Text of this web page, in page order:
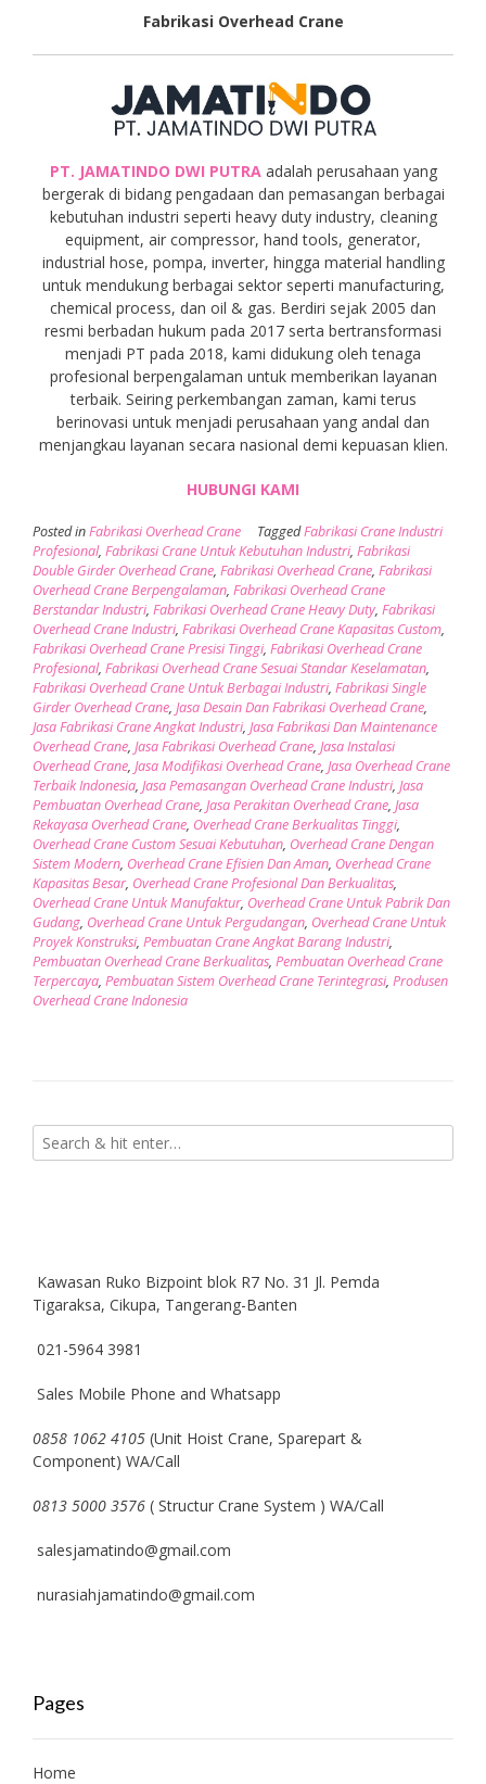
Fabrikasi Overhead Crane
PT. JAMATINDO DWI PUTRA adalah perusahaan yang
bergerak di bidang pengadaan dan pemasangan berbagai
kebutuhan industri seperti heavy duty industry, cleaning
equipment, air compressor, hand tools, generator,
industrial hose, pompa, inverter, hingga material handling
untuk mendukung berbagai sektor seperti manufacturing,
chemical process, dan oil & gas. Berdiri sejak 2005 dan
resmi berbadan hukum pada 2017 serta bertransformasi
menjadi PT pada 2018, kami didukung oleh tenaga
profesional berpengalaman untuk memberikan layanan
terbaik. Seiring perkembangan zaman, kami terus
berinovasi untuk menjadi perusahaan yang andal dan
menjangkau layanan secara nasional demi kepuasan klien.
HUBUNGI KAMI
Posted inFabrikasi Overhead Crane TaggedFabrikasi Crane Industri
Profesional, Fabrikasi Crane Untuk Kebutuhan Industri, Fabrikasi
Double Girder Overhead Crane, Fabrikasi Overhead Crane, Fabrikasi
Overhead Crane Berpengalaman, Fabrikasi Overhead Crane
Berstandar Industri, Fabrikasi Overhead Crane Heavy Duty, Fabrikasi
Overhead Crane Industri, Fabrikasi Overhead Crane Kapasitas Custom,
Fabrikasi Overhead Crane Presisi Tinggi, Fabrikasi Overhead Crane
Profesional, Fabrikasi Overhead Crane Sesuai Standar Keselamatan,
Fabrikasi Overhead Crane Untuk Berbagai Industri, Fabrikasi Single
Girder Overhead Crane, Jasa Desain Dan Fabrikasi Overhead Crane,
Jasa Fabrikasi Crane Angkat Industri, Jasa Fabrikasi Dan Maintenance
Overhead Crane, Jasa Fabrikasi Overhead Crane, Jasa Instalasi
Overhead Crane, Jasa Modifikasi Overhead Crane, Jasa Overhead Crane
Terbaik Indonesia, Jasa Pemasangan Overhead Crane Industri, Jasa
Pembuatan Overhead Crane, Jasa Perakitan Overhead Crane, Jasa
Rekayasa Overhead Crane, Overhead Crane Berkualitas Tinggi,
Overhead Crane Custom Sesuai Kebutuhan, Overhead Crane Dengan
Sistem Modern, Overhead Crane Efisien Dan Aman, Overhead Crane
Kapasitas Besar, Overhead Crane Profesional Dan Berkualitas,
Overhead Crane Untuk Manufaktur, Overhead Crane Untuk Pabrik Dan
Gudang, Overhead Crane Untuk Pergudangan, Overhead Crane Untuk
Proyek Konstruksi, Pembuatan Crane Angkat Barang Industri,
Pembuatan Overhead Crane Berkualitas, Pembuatan Overhead Crane
Terpercaya, Pembuatan Sistem Overhead Crane Terintegrasi, Produsen
Overhead Crane Indonesia
Kawasan Ruko Bizpoint blok R7 No. 31 Jl. Pemda
Tigaraksa, Cikupa, Tangerang-Banten
021-5964 3981
Sales Mobile Phone and Whatsapp
0858 1062 4105 (Unit Hoist Crane, Sparepart &
Component) WA/Call
0813 5000 3576 ( Structur Crane System ) WA/Call
salesjamatindo@gmail.com
nurasiahjamatindo@gmail.com
Pages
Home